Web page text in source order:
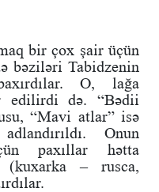
bir çox şair üçün
bəziləri Tabidzenin
O, lağa
edilirdi də. “Bədii
“Mavi atlar” isə
Onun
paxıllar hətta
(kuxarka – rusca,